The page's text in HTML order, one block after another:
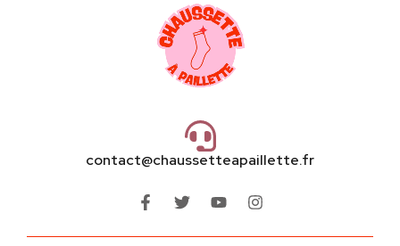
contact@chaussetteapaillette.fr